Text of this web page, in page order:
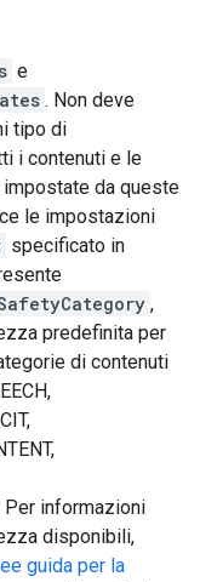
e
. Non deve
tipo di
i contenuti e le
da queste
le impostazioni
specificato in
,
predefinita per
di contenuti
Per informazioni
disponibili,
guida per la